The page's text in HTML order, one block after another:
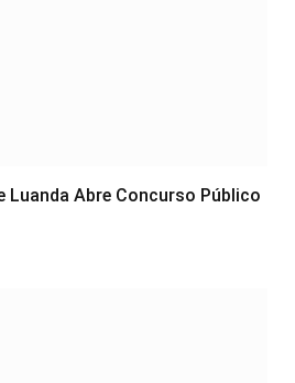
Luanda Abre Concurso Público